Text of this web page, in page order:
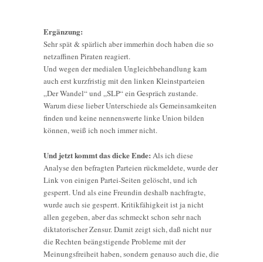
Ergänzung:
Sehr spät & spärlich aber immerhin doch haben die so
netzaffinen Piraten reagiert.
Und wegen der medialen Ungleichbehandlung kam
auch erst kurzfristig mit den linken Kleinstparteien
„Der Wandel“ und „SLP“ ein Gespräch zustande.
Warum diese lieber Unterschiede als Gemeinsamkeiten
finden und keine nennenswerte linke Union bilden
können, weiß ich noch immer nicht.
Und jetzt kommt das dicke Ende: Als ich diese
Analyse den befragten Parteien rückmeldete, wurde der
Link von einigen Partei-Seiten gelöscht, und ich
gesperrt. Und als eine Freundin deshalb nachfragte,
wurde auch sie gesperrt. Kritikfähigkeit ist ja nicht
allen gegeben, aber das schmeckt schon sehr nach
diktatorischer Zensur. Damit zeigt sich, daß nicht nur
die Rechten beängstigende Probleme mit der
Meinungsfreiheit haben, sondern genauso auch die, die